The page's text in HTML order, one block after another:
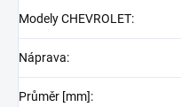
Modely CHEVROLET:
Náprava:
Průměr [mm]: